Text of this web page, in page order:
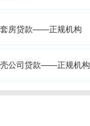
房贷款——正规机构
公司贷款——正规机构